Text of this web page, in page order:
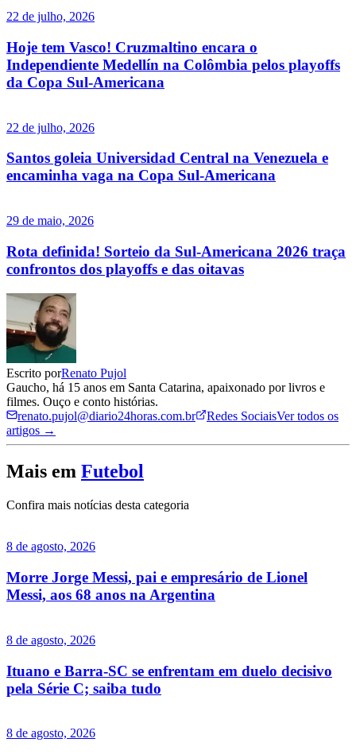
22 de julho, 2026
Hoje tem Vasco! Cruzmaltino encara o
Independiente Medellín na Colômbia pelos playoffs
da Copa Sul-Americana
22 de julho, 2026
Santos goleia Universidad Central na Venezuela e
encaminha vaga na Copa Sul-Americana
29 de maio, 2026
Rota definida! Sorteio da Sul-Americana 2026 traça
confrontos dos playoffs e das oitavas
Escrito porRenato Pujol
Gaucho, há 15 anos em Santa Catarina, apaixonado por livros e
filmes. Ouço e conto histórias.
renato.pujol@diario24horas.com.br
Redes SociaisVer todos os
artigos →
Mais em Futebol
Confira mais notícias desta categoria
8 de agosto, 2026
Morre Jorge Messi, pai e empresário de Lionel
Messi, aos 68 anos na Argentina
8 de agosto, 2026
Ituano e Barra-SC se enfrentam em duelo decisivo
pela Série C; saiba tudo
8 de agosto, 2026